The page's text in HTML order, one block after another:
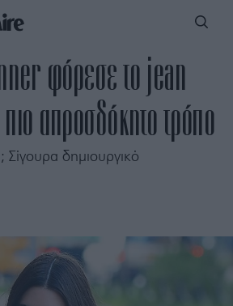
φόρεσε το jean
απροσδόκητο τρόπο
Σίγουρα δημιουργικό